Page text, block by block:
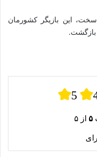
این بازیگر کشورمان
بازگشت.
5
۵ از ۵
رای